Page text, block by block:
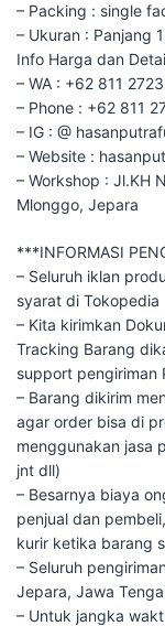
– Packing : single
– Ukuran : Panjang
Info Harga dan
– WA : +62 811
– Phone : +62 811
– IG : @
– Website :
– Workshop : Jl.KH
Mlonggo, Jepara
***INFORMASI
– Seluruh iklan
syarat di Tokopedia
– Kita kirimkan
Tracking Barang
support pengiriman
– Barang dikirim
agar order bisa di
menggunakan jasa
jnt dll)
– Besarnya biaya
penjual dan
kurir ketika barang
– Seluruh
Jepara, Jawa
– Untuk jangka